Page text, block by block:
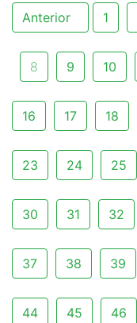
Anterior 1
8 9 10
16 17 18
23 24 25
30 31 32
37 38 39
44 45 46